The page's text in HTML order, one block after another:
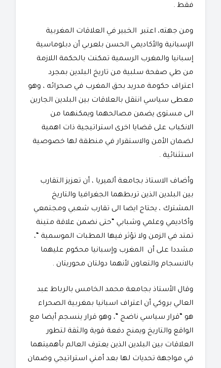
فقط .
ومن جهته، اعتبر الخبير في العلاقات المغربية
الإسبانية والأكاديمي الحسن بلعربي أن دبلوماسية
إسبانيا والمغرب الرسمية تمكنت بالحكمة اللازمة
من طي صفحة سلبية من تاريخ البلدين بمجرد
اعتراف حكومة مدريد بحق المغرب في صحرائه ، وهو
معطى سياسي انتقل بالعلاقات بين البلدين الجارين
الى مستوى يضمن مصالحهما ويمكنهما من
الانكباب على قضايا اخرى استراتيجية ذات اهمية
لضمان الأمن والاستقرار في منطقة لها خصوصية
استثنائية .
وأضاف الاستاذ بجامعة ألميريا ، أن تعزيز التقارب
بين البلدين الذين تربطهما الجغرافيا والتاريخ
المشترك ، يحتاج ايضا الى تقارب شعبي ومجتمعي
وأكاديمي وعلمي وشبابي “حتى نضمن علاقة متينة
تمتد في الزمن ولا تؤثر فيها المطبات الموسمية “،
مشددا على أن المغرب وإسبانيا محكوم عليهما
بالانسجام والتعاون لأنهما دولتان محوريتان .
وقال الأستاذ بجامعة محمد الخامس بالرباط عبد
العالي بروكي أن اعتراف اسبانيا بمغربية الصحراء
هو “قرار سياسي ناضج “، وهو قرار ينسجم أيضا مع
الواقع والتاريخ ويمنح دفعة قوية والثقة لتطور
العلاقات بين البلدين الذين يعترف العالم بأهميتهما
في مواجهة تحديات لها بعد أمني استراتيجي وضمان